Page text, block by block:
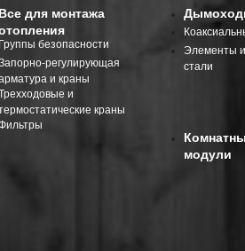
Все для монтажа
Группы безопасности
регулирующая
и краны
и
краны
Элементы
стали
модули